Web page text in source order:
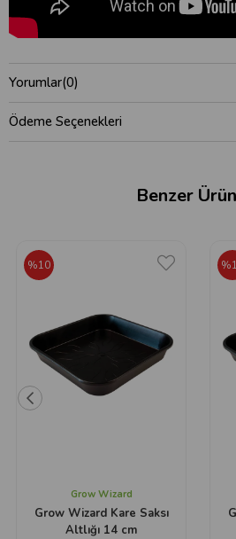
Yorumlar(0)
Ödeme Seçenekleri
Benzer
Grow Wizard
Grow Wizard Kare Saksı
Altlığı 14 cm
%10